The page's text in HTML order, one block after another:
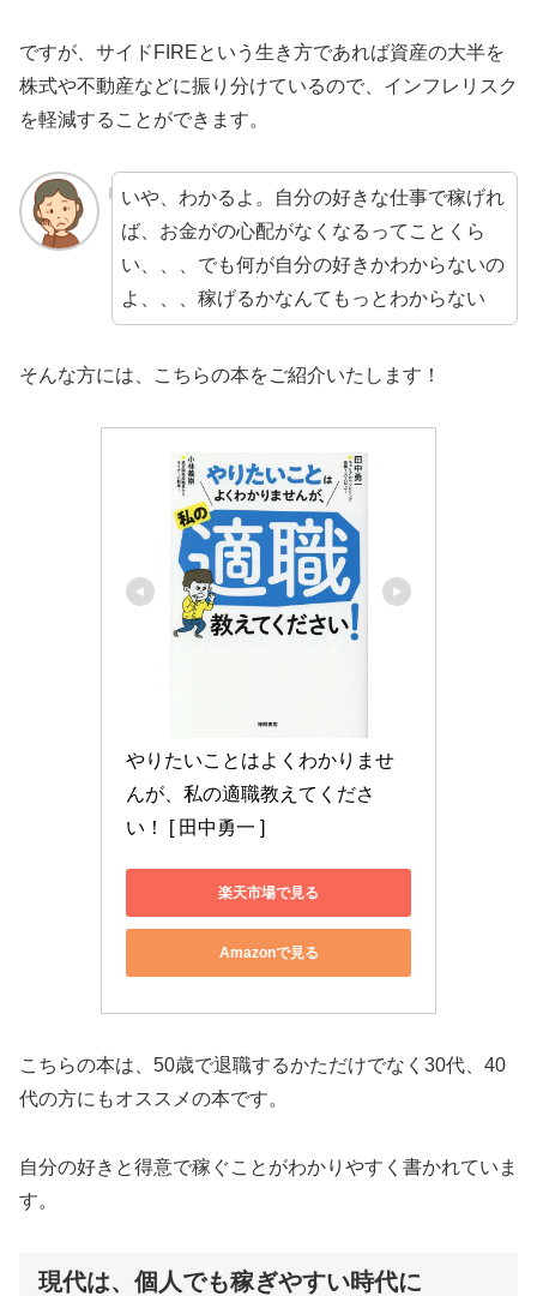
ですが、サイドFIREという生き方であれば資産の大半を
株式や不動産などに振り分けているので、インフレリスク
を軽減することができます。
いや、わかるよ。自分の好きな仕事で稼げれ
ば、お金がの心配がなくなるってことくら
い、、、でも何が自分の好きかわからないの
よ、、、稼げるかなんてもっとわからない
そんな方には、こちらの本をご紹介いたします！
やりたいことはよくわかりませ
んが、私の適職教えてくださ
い！ [ 田中勇一 ]
楽天市場で見る
Amazonで見る
こちらの本は、50歳で退職するかただけでなく30代、40
代の方にもオススメの本です。
自分の好きと得意で稼ぐことがわかりやすく書かれていま
す。
現代は、個人でも稼ぎやすい時代に